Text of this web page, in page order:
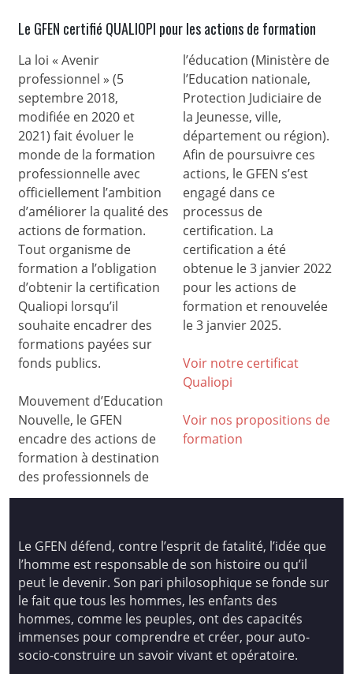
Le GFEN certifié QUALIOPI pour les actions de formation
La loi « Avenir
professionnel » (5
septembre 2018,
modifiée en 2020 et
2021) fait évoluer le
monde de la formation
professionnelle avec
officiellement l’ambition
d’améliorer la qualité des
actions de formation.
Tout organisme de
formation a l’obligation
d’obtenir la certification
Qualiopi lorsqu’il
souhaite encadrer des
formations payées sur
fonds publics.
Mouvement d’Education
Nouvelle, le GFEN
encadre des actions de
formation à destination
des professionnels de
l’éducation (Ministère de
l’Education nationale,
Protection Judiciaire de
la Jeunesse, ville,
département ou région).
Afin de poursuivre ces
actions, le GFEN s’est
engagé dans ce
processus de
certification. La
certification a été
obtenue le 3 janvier 2022
pour les actions de
formation et renouvelée
le 3 janvier 2025.
Voir notre certificat
Qualiopi
Voir nos propositions de
formation
Le GFEN défend, contre l’esprit de fatalité, l’idée que
l’homme est responsable de son histoire ou qu’il
peut le devenir. Son pari philosophique se fonde sur
le fait que tous les hommes, les enfants des
hommes, comme les peuples, ont des capacités
immenses pour comprendre et créer, pour auto-
socio-construire un savoir vivant et opératoire.